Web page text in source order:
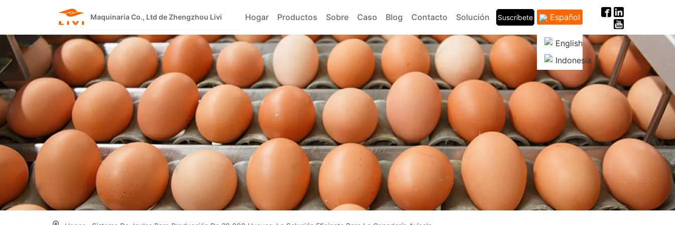
Maquinaria Co., Ltd de Zhengzhou Livi Hogar Productos Sobre Caso Blog Contacto Solución Suscríbete Español
English
Indonesia